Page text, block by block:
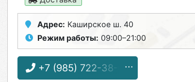
Адрес: Каширское ш. 40
Режим работы: 09:00–21:00
+7 (985) 722-38-68